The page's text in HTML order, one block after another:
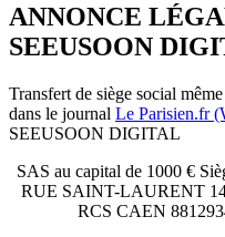
ANNONCE
SEEUSOON
Transfert de siège social
dans le journal Le Parisien.fr
SEEUSOON DIGITAL
SAS au capital de 1000 €
RUE SAINT-LAURENT
RCS CAEN